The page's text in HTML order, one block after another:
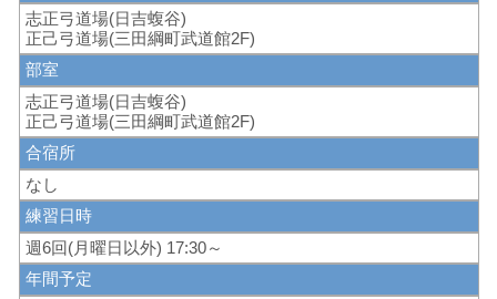
志正弓道場(日吉蝮谷)
正己弓道場(三田綱町武道館2F)
部室
志正弓道場(日吉蝮谷)
正己弓道場(三田綱町武道館2F)
合宿所
なし
練習日時
週6回(月曜日以外) 17:30～
年間予定